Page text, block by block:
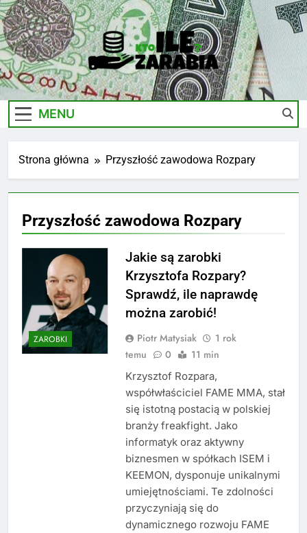
Skip
to
content
Ile-
Zarabia.edu.pl
Zarobki Gwiazd, Ciekawostki I Biznes
MENU
Strona główna Przyszłość zawodowa Rozpary
Przyszłość zawodowa Rozpary
ZAROBKI
Jakie są zarobki
Krzysztofa Rozpary?
Sprawdź, ile naprawdę
można zarobić!
Piotr Matysiak
1 rok
temu
0 11 min
Krzysztof Rozpara,
współwłaściciel FAME MMA, stał
się istotną postacią w polskiej
branży freakfight. Jako
informatyk oraz aktywny
biznesmen w spółkach ISEM i
KEEMON, dysponuje unikalnymi
umiejętnościami. Te zdolności
przyczyniają się do
dynamicznego rozwoju FAME